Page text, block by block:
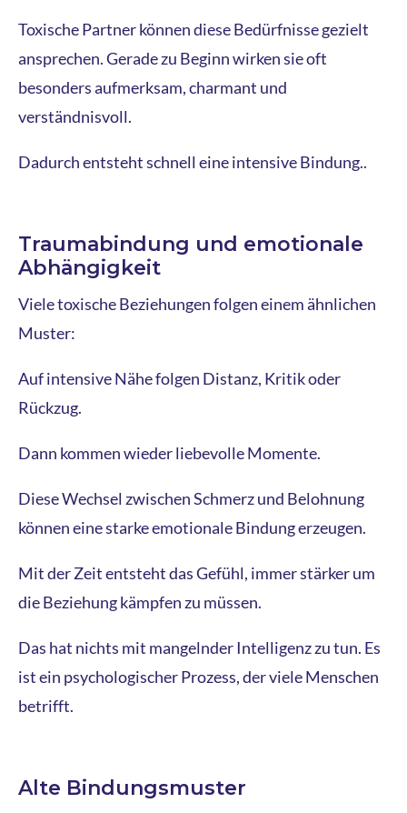
Toxische Partner können diese Bedürfnisse gezielt
ansprechen. Gerade zu Beginn wirken sie oft
besonders aufmerksam, charmant und
verständnisvoll.
Dadurch entsteht schnell eine intensive Bindung..
Traumabindung und emotionale
Abhängigkeit
Viele toxische Beziehungen folgen einem ähnlichen
Muster:
Auf intensive Nähe folgen Distanz, Kritik oder
Rückzug.
Dann kommen wieder liebevolle Momente.
Diese Wechsel zwischen Schmerz und Belohnung
können eine starke emotionale Bindung erzeugen.
Mit der Zeit entsteht das Gefühl, immer stärker um
die Beziehung kämpfen zu müssen.
Das hat nichts mit mangelnder Intelligenz zu tun. Es
ist ein psychologischer Prozess, der viele Menschen
betrifft.
Alte Bindungsmuster